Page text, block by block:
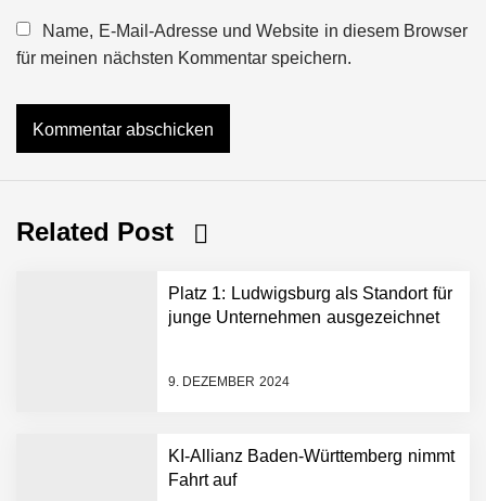
Name, E-Mail-Adresse und Website in diesem Browser
für meinen nächsten Kommentar speichern.
Related Post
Platz 1: Ludwigsburg als Standort für
junge Unternehmen ausgezeichnet
9. DEZEMBER 2024
KI-Allianz Baden-Württemberg nimmt
Fahrt aufNEURA Robotics gibt